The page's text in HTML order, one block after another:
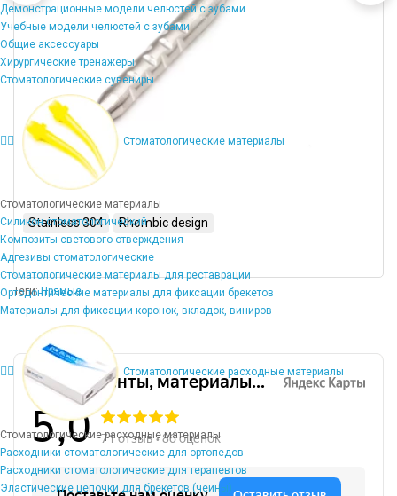
Демонстрационные модели челюстей с зубами
Учебные модели челюстей с зубами
Общие аксессуары
Хирургические тренажеры
Стоматологические сувениры
Стоматологические материалы
Стоматологические материалы
Силикон стоматологический
Композиты светового отверждения
Адгезивы стоматологические
Стоматологические материалы для реставрации
Ортодонтические материалы для фиксации брекетов
Материалы для фиксации коронок, вкладок, виниров
Стоматологические расходные материалы
Стоматологические расходные материалы
Расходники стоматологические для ортопедов
Расходники стоматологические для терапевтов
Эластические цепочки для брекетов (чейны)
Stainless 304 Rhombic design
Теги:Прямые